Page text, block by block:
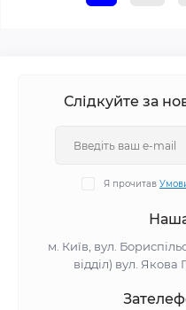
Слідкуйте за
Я прочитав
м. Київ, вул.
відділ) вул. Якова